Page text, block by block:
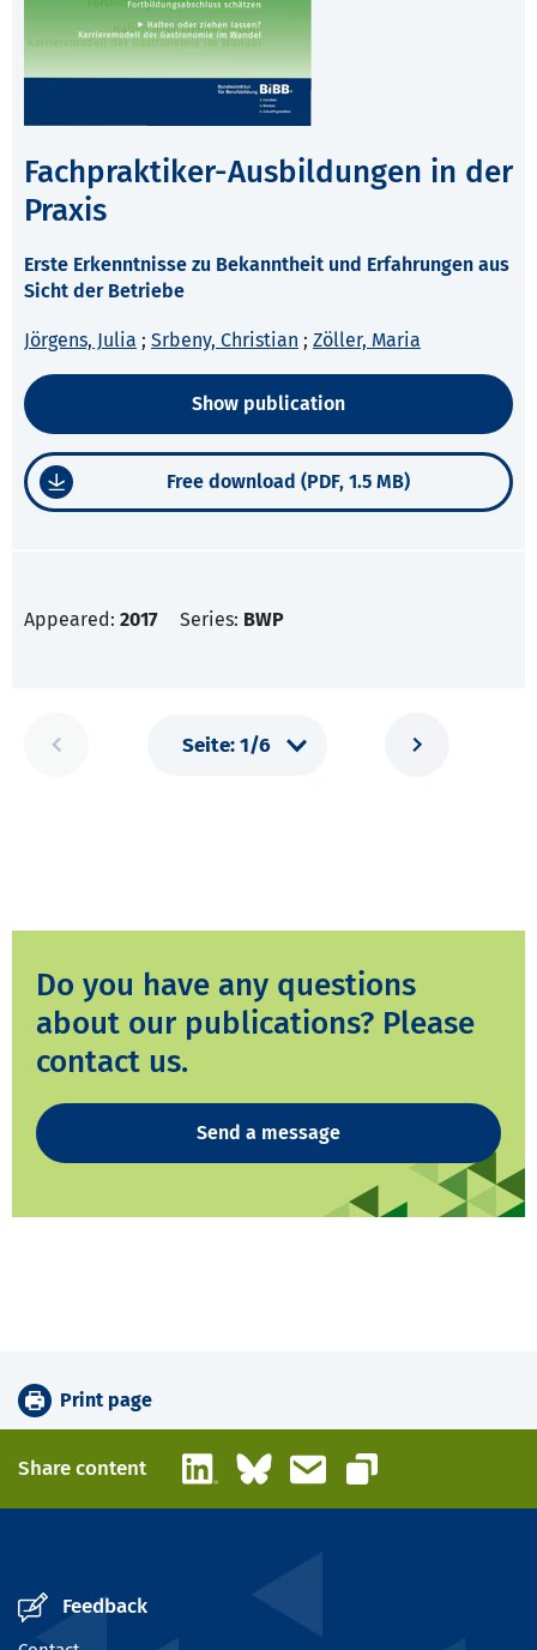
Fachpraktiker-Ausbildungen in der
Praxis
Erste Erkenntnisse zu Bekanntheit und Erfahrungen aus
Sicht der Betriebe
Jörgens, Julia ; Srbeny, Christian ; Zöller, Maria
Show publication
Free download (PDF, 1.5 MB)
Appeared: 2017 Series: BWP
Do you have any questions
about our publications? Please
contact us.
Send a message
Print page
Share content LinkedInBlueskyEmail
Copy link
Feedback